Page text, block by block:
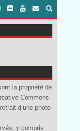
la propriété de
Commons
d’une photo
y compris